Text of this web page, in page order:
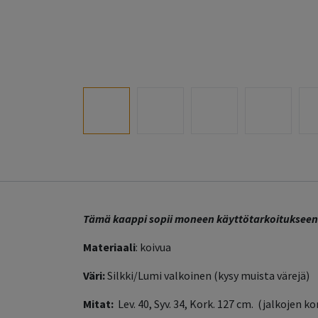
Tämä kaappi sopii moneen
Materiaali: koivua
Väri:Silkki/Lumi valkoinen (kysy muista värejä)
Mitat: Lev. 40, Syv. 34, Kork. 127 cm. (jalkojen